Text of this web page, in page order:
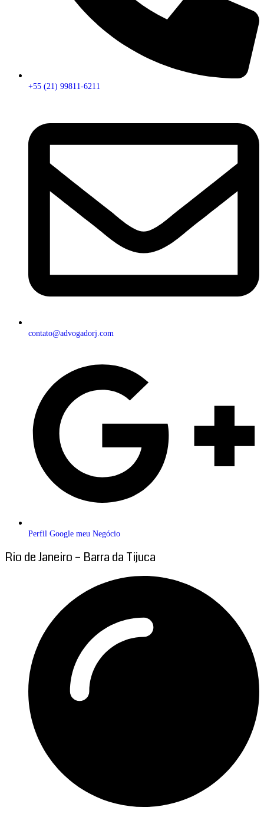
+55 (21) 99811-6211
contato@advogadorj.com
Perfil Google meu Negócio
Rio de Janeiro – Barra da Tijuca